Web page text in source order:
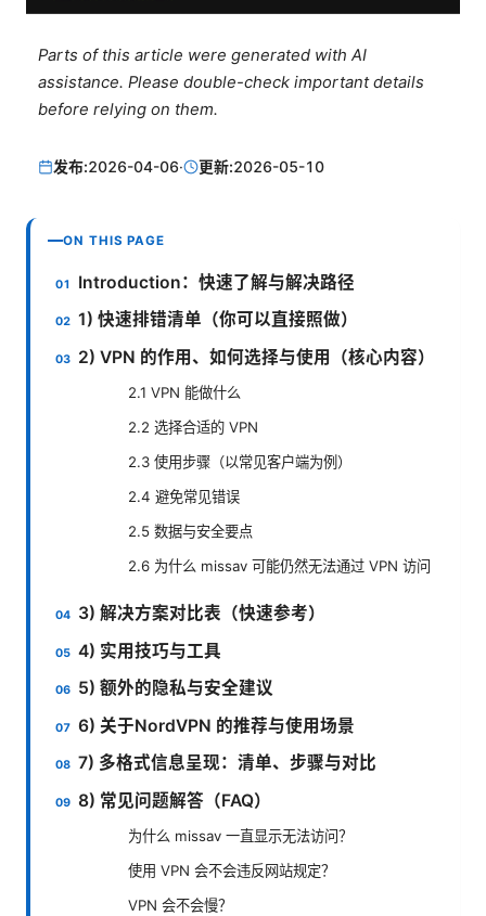
Parts of this article were generated with AI
assistance. Please double-check important details
before relying on them.
发布:2026-04-06· 更新:2026-05-10
ON THIS PAGE
Introduction：快速了解与解决路径
1) 快速排错清单（你可以直接照做）
2) VPN 的作用、如何选择与使用（核心内容）
2.1 VPN 能做什么
2.2 选择合适的 VPN
2.3 使用步骤（以常见客户端为例）
2.4 避免常见错误
2.5 数据与安全要点
2.6 为什么 missav 可能仍然无法通过 VPN 访问
3) 解决方案对比表（快速参考）
4) 实用技巧与工具
5) 额外的隐私与安全建议
6) 关于NordVPN 的推荐与使用场景
7) 多格式信息呈现：清单、步骤与对比
8) 常见问题解答（FAQ）
为什么 missav 一直显示无法访问？
使用 VPN 会不会违反网站规定？
VPN 会不会慢？